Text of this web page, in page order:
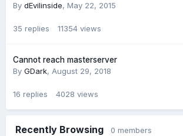
By dEvilinside, May 22, 2015
35 replies 11354 views
Cannot reach masterserver
By GDark, August 29, 2018
16 replies 4028 views
Recently Browsing 0 members